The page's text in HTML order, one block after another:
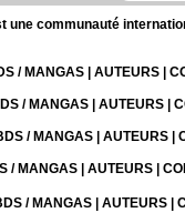
une communauté
/ MANGAS | AUTEURS |
/ MANGAS | AUTEURS |
/ MANGAS | AUTEURS |
/ MANGAS | AUTEURS |
/ MANGAS | AUTEURS |